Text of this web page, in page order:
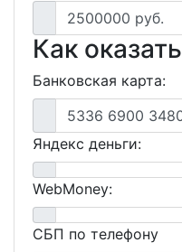
2500000 руб.
Как
Банковская карта:
5336 6900
Яндекс деньги:
WebMoney:
СБП по телефону